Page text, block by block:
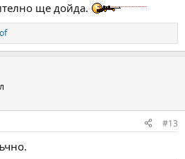
ще дойда.
#13